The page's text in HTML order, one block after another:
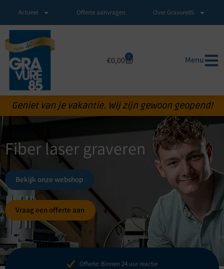
Actueel Offerte aanvragen Over Gravure85
€0,00 0 Menu
Geniet van je vakantie. Wij zijn gewoon geopend!
Fiber laser graveren
Bekijk onze webshop
Vraag een offerte aan
Offerte: Binnen 24 uur reactie